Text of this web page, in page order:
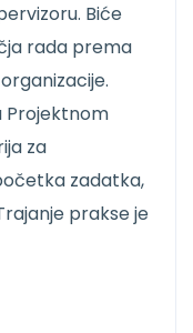
Biće
rada prema
Projektnom
za
zadatka,
prakse je